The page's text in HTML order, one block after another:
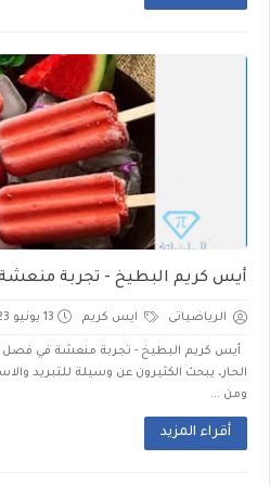
أيس كريم البطيخ - تجربة
الرياضياتى ايس كريم 13 يونيو 2023
أيس كريم البطيخ - تجربة منعشة في
الحار، يبحث الكثيرون عن وسيلة للتبريد
ومن ...
أقراء المزيد